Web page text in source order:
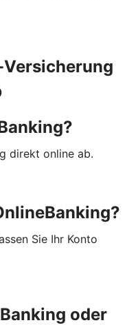
direkt online ab.
Sie Ihr Konto
oder